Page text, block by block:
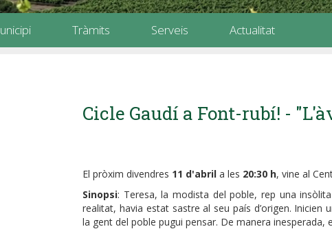
Tràmits Serveis Actualitat
Cicle Gaudí a Font-rubí! -
El pròxim divendres 11 d'abril a les 20:30 h, vine al
Sinopsi: Teresa, la modista del poble, rep una
realitat, havia estat sastre al seu país d’origen. Inicien
la gent del poble pugui pensar. De manera inesperada,